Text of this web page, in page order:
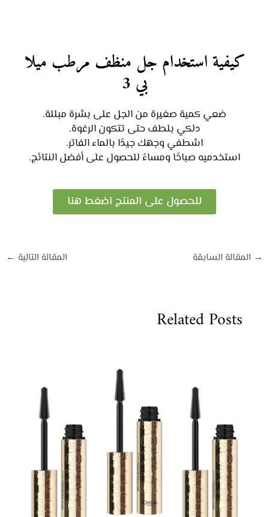
كيفية استخدام جل منظف مرطب ميلا
بي 3
ضعي كمية صغيرة من الجل على بشرة مبللة.
دلكي بلطف حتى تتكون الرغوة.
اشطفي وجهك جيدًا بالماء الفاتر.
استخدميه صباحًا ومساءً للحصول على أفضل النتائج.
للحصول على المنتج اضغط هنا
→ المقالة السابقة المقالة التالية ←
Related Posts